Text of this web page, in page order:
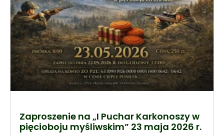
Zaproszenie na „I Puchar Karkonoszy w
pięcioboju myśliwskim” 23 maja 2026 r.